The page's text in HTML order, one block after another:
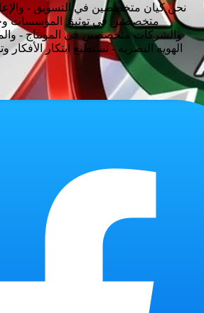
نحن كيان متخصصين في التسويق -
متخصصين في توثيق المؤسسات
والشركات متخصصين في المونتاج -
الهويه البصريه - نستطيع ابتكار الأفكار